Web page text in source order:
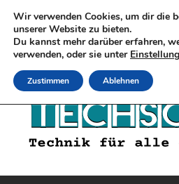
Wir verwenden Cookies, um dir die
unserer Website zu bieten.
Du kannst mehr darüber erfahren,
verwenden, oder sie unter
Zustimmen Ablehnen